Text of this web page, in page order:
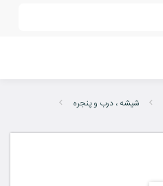
شیشه ، درب و پنجره